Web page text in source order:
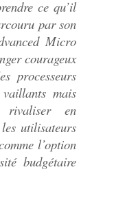
ce qu’il
par son
Micro
courageux
processeurs
mais
rivaliser en
utilisateurs
l’option
budgétaire